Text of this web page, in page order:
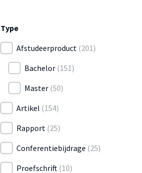
Type
Afstudeerproduct (201)
Bachelor (151)
Master (50)
Artikel (154)
Rapport (25)
Conferentiebijdrage (25)
Proefschrift (10)